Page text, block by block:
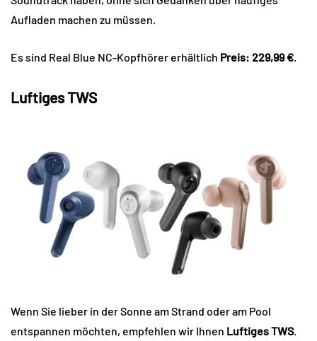
Aufladen machen zu müssen.
Es sind Real Blue NC-Kopfhörer erhältlich Preis: 229,99 €
Luftiges TWS
Wenn Sie lieber in der Sonne am Strand oder am Pool
entspannen möchten, empfehlen wir Ihnen Luftiges TWS.